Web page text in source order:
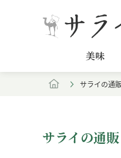
美味
サライの通
サライの通